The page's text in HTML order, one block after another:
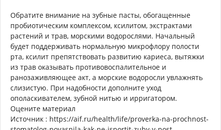
Обратите внимание на зубные пасты, обогащенные
пробиотическим комплексом, ксилитом, экстрактами
растений и трав, морскими водорослями. Начальный
будет поддерживать нормальную микрофлору полости
рта, ксилит препятствовать развитию кариеса, вытяжки
из трав оказывать противовоспалительное и
ранозаживляющее акт, а морские водоросли увлажнять
слизистую. При надобности дополните уход
ополаскивателем, зубной нитью и ирригатором.
Оцените материал
Источник : https://aif.ru/health/life/proverka-na-prochnost-